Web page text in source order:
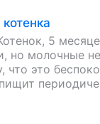
5
но молочные
что это